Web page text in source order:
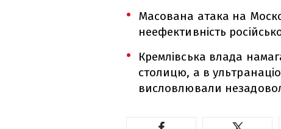
Масована атака на
неефективність
Кремлівська влада
столицю, а в
висловлювали